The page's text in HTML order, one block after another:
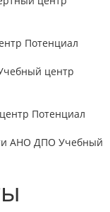
Потенциал
центр
Потенциал
АНО ДПО Учебный